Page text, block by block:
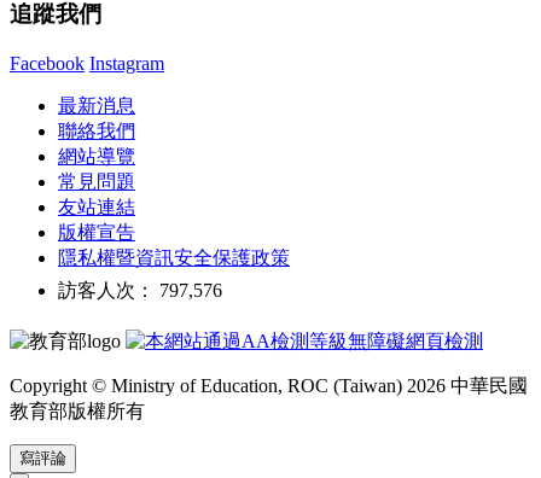
追蹤我們
Facebook Instagram
最新消息
聯絡我們
網站導覽
常見問題
友站連結
版權宣告
隱私權暨資訊安全保護政策
訪客人次： 797,576
Copyright © Ministry of Education, ROC (Taiwan) 2026 中華民國
教育部版權所有
寫評論